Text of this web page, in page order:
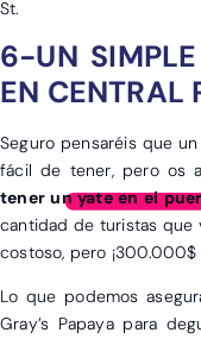
St.
6-UN
EN CENTRAL
Seguro pensaréis que
fácil de tener, pero os
tener un yate en el
cantidad de turistas que
costoso, pero ¡300.000$
Lo que podemos
Gray’s Papaya para